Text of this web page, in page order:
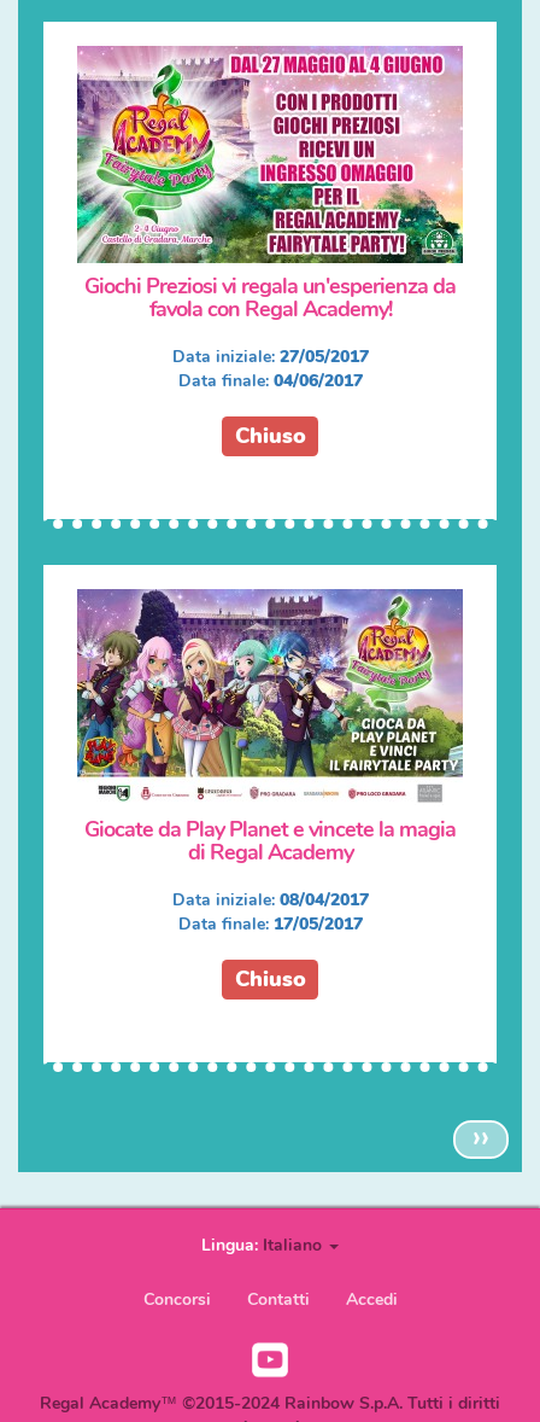
Giochi Preziosi vi regala un'esperienza da
favola con Regal Academy!
Data iniziale: 27/05/2017
Data finale: 04/06/2017
Chiuso
Giocate da Play Planet e vincete la magia
di Regal Academy
Data iniziale: 08/04/2017
Data finale: 17/05/2017
Chiuso
››
Lingua: Italiano
Concorsi Contatti Accedi
Regal Academy™ ©2015-2024 Rainbow S.p.A. Tutti i diritti